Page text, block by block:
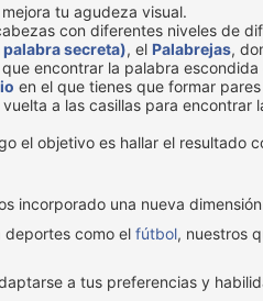
tu agudeza visual.
con diferentes niveles de
secreta), el Palabrejas,
encontrar la palabra
en el que tienes que formar
a las casillas para
el objetivo es hallar el resultado
incorporado una nueva
deportes como el fútbol, nuestros
a tus preferencias y